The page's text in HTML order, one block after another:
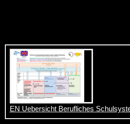
EN Uebersicht Berufliches